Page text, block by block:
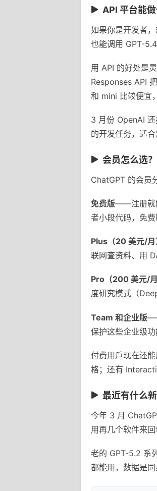
API 平台能做
如果你是开发者
也能调用 GPT-
用 API 的好处是
Responses API
和 mini 比较便宜
3 月份 OpenAI
的开发任务，适
会员怎么选
ChatGPT 的会员
免费版——注册就
者小段代码，免费
Plus（20 美元/月
联网查资料、用
Pro（200 美元/月
度研究模式（
Team 和企业版
保护这些企业级功
付费用戶现在还
格；还有
最近有什么新
今年 3 月
用再几个软件来
老的 GPT-5.2 系
都能用，数据是